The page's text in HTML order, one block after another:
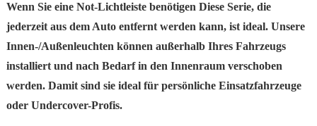
Wenn Sie eine Not-Lichtleiste benötigen Diese Serie, die
jederzeit aus dem Auto entfernt werden kann, ist ideal. Unsere
Innen-/Außenleuchten können außerhalb Ihres Fahrzeugs
installiert und nach Bedarf in den Innenraum verschoben
werden. Damit sind sie ideal für persönliche Einsatzfahrzeuge
oder Undercover-Profis.